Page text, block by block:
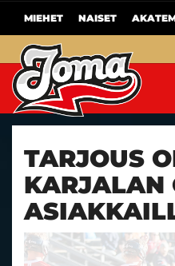
MIEHET NAISET
TARJOUS
KARJALAN